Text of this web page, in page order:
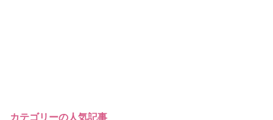
カテゴリーの人気記事